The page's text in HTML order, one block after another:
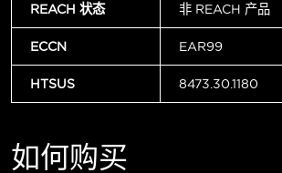
REACH 状态 非 REACH 产品
ECCN EAR99
HTSUS 8473.30.1180
如何购买